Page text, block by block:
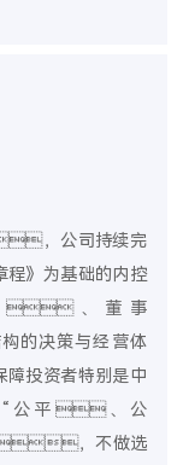
，公司持续完
》为基础的内控
、董事
的决策与经营体
投资者特别是中
“公平、公
，不做选